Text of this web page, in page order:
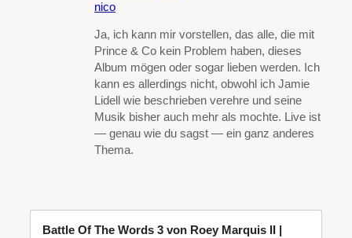
nico
Ja, ich kann mir vorstellen, das alle, die mit
Prince & Co kein Problem haben, dieses
Album mögen oder sogar lieben werden. Ich
kann es allerdings nicht, obwohl ich Jamie
Lidell wie beschrieben verehre und seine
Musik bisher auch mehr als mochte. Live ist
— genau wie du sagst — ein ganz anderes
Thema.
Battle Of The Words 3 von Roey Marquis II |